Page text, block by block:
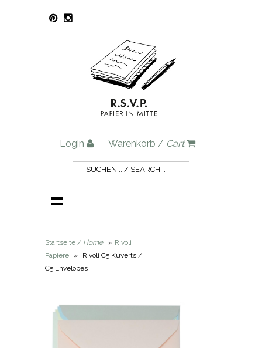
Login Warenkorb / Cart
Startseite / Home » Rivoli
Papiere
»
Rivoli C5 Kuverts /
C5 Envelopes